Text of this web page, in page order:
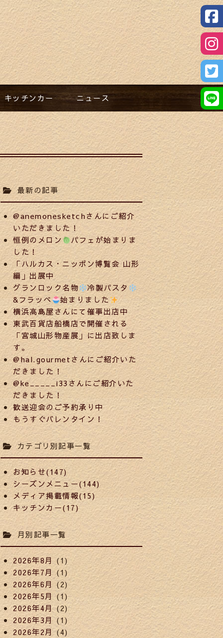
キッチンカー​ ニュース​
最新の記事
@anemonesketchさんにご紹介
いただきました！
恒例のメロン
パフェが始まりま
した！
「ハルカス・ニッポン博覧会 山形
編」出展中
グランロック名物
冷製パスタ
&フラッペ
始まりました
横浜高島屋さんにて催事出店中
東武百貨店船橋店で開催される
「宮城山形物産展」に出店致しま
す。
@hal.gourmetさんにご紹介いた
だきました！
@ke_____i33さんにご紹介いた
だきました！
歓送迎会のご予約承り中
もうすぐバレンタイン！
カテゴリ別記事一覧
お知らせ(147)
シーズンメニュー(144)
メディア掲載情報(15)
キッチンカー(17)
月別記事一覧
2026年8月 (1)
2026年7月 (1)
2026年6月 (2)
2026年5月(1)
2026年4月(2)
2026年3月 (1)
2026年2月(4)